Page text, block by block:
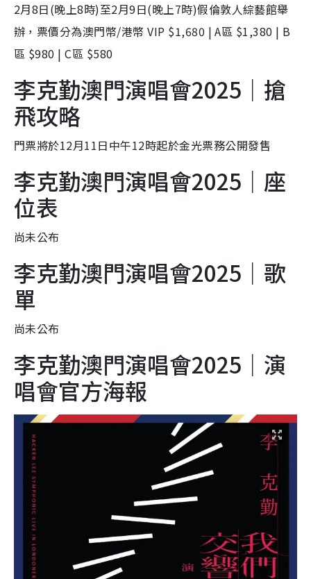
2月8日(晚上8時)至2月9日(晚上7時)假倫敦人綜藝館舉
辦，票價分為澳門幣/港幣 VIP $1,680 | A區 $1,380 | B
區 $980 | C區 $580
李克勤澳門演唱會2025｜搶
飛攻略
門票將於12月11日中午12時起於金光票務公開發售
李克勤澳門演唱會2025｜座
位表
尚未公布
李克勤澳門演唱會2025｜歌
單
尚未公布
李克勤澳門演唱會2025｜演
唱會官方海報